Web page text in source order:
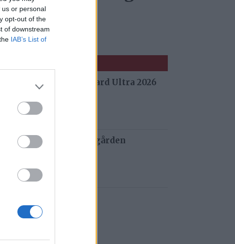
or personal
opt-out of the
of downstream
IAB’s List of
er gågate
fra Stuggu Backyard Ultra 2026
spett og tau redder de gården
siden